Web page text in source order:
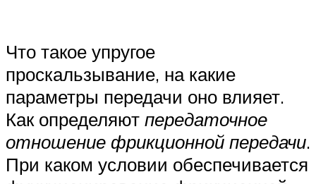
Что такое упругое
проскальзывание, на какие
параметры передачи оно влияет.
Как определяют передаточное
отношение фрикционной передачи.
При каком условии обеспечивается